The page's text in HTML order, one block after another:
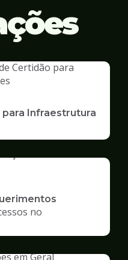
Infraestrutura
no